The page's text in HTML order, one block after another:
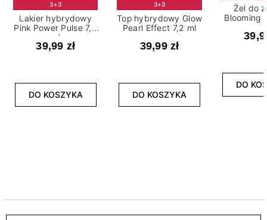
3+3
Lakier hybrydowy
Pink Power Pulse 7,2
ml
39,99 zł
DO KOSZYKA
3+3
Top hybrydowy Glow
Pearl Effect 7,2 ml
39,99 zł
DO KOSZYKA
Żel do
Blooming
DO